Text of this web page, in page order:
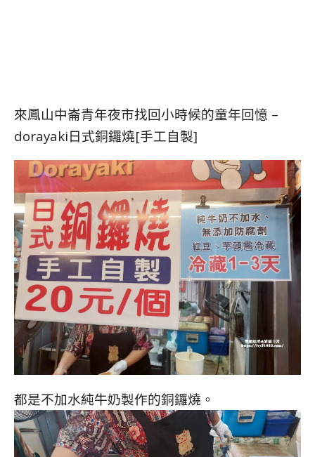
來鳳山中崙青年夜市找回小時候的童年回憶 –
dorayaki日式銅鑼燒[手工自製]
都是不加水純牛奶製作的銅鑼燒。